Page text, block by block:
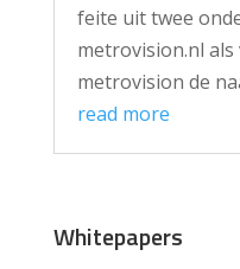
feite uit twee
metrovision.nl
metrovision de
read more
Whitepapers